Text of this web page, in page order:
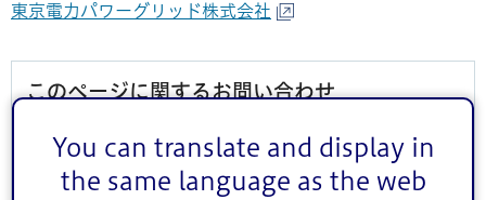
You can translate and display in
the same language as the web
東京電力パワーグリッド株式会社
このページに関するお問い合わせ
このページは 危機管理部防災危機管理課 が担当してい
ます。